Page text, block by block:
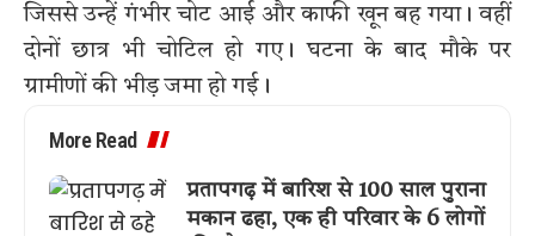
जिससे उन्हें गंभीर चोट आई और काफी खून बह गया। वहीं
दोनों छात्र भी चोटिल हो गए। घटना के बाद मौके पर
ग्रामीणों की भीड़ जमा हो गई।
More Read
प्रतापगढ़ में बारिश से 100 साल पुराना
मकान ढहा, एक ही परिवार के 6 लोगों